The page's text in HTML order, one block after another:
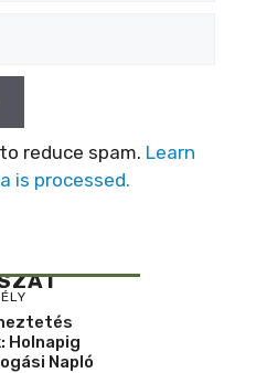
reduce spam. Learn
is processed.
Holnapig
Napló